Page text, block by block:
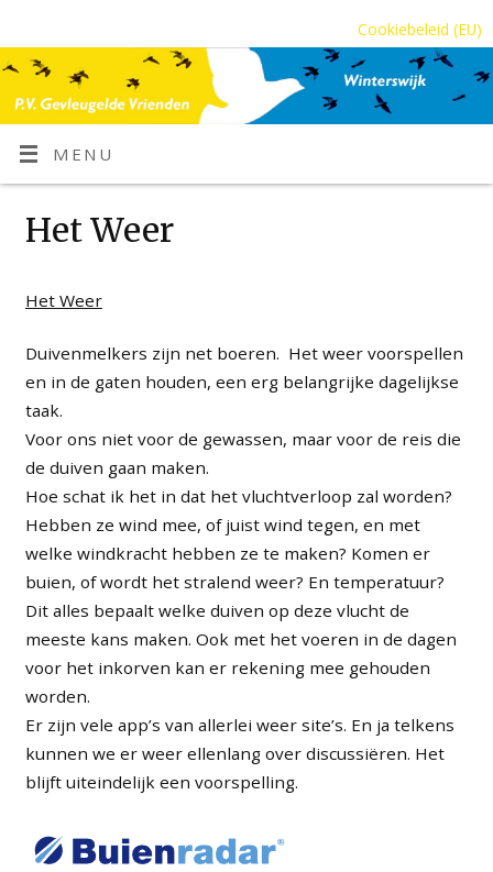
Cookiebeleid (EU)
MENU
Het Weer
Het Weer
Duivenmelkers zijn net boeren. Het weer voorspellen
en in de gaten houden, een erg belangrijke dagelijkse
taak.
Voor ons niet voor de gewassen, maar voor de reis die
de duiven gaan maken.
Hoe schat ik het in dat het vluchtverloop zal worden?
Hebben ze wind mee, of juist wind tegen, en met
welke windkracht hebben ze te maken? Komen er
buien, of wordt het stralend weer? En temperatuur?
Dit alles bepaalt welke duiven op deze vlucht de
meeste kans maken. Ook met het voeren in de dagen
voor het inkorven kan er rekening mee gehouden
worden.
Er zijn vele app’s van allerlei weer site’s. En ja telkens
kunnen we er weer ellenlang over discussiëren. Het
blijft uiteindelijk een voorspelling.